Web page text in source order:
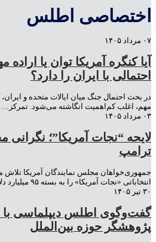
اختصاصی اطلس
۰۷ مرداد ۱۴۰۵
آیا کنگره آمریکا توان یا
احتمالی با ایران را دارد؟
در بحث احتمال جنگ میان ایالات متحده و ایران،
مهم، اغلب کم‌اهمیت انگاشته می‌شود. تمرکز…
۰۳ مرداد ۱۴۰۵
لایحه “نجات آمریکا”؛ نگرانی
ترامپ
جمهوری‌خواهان مجلس نمایندگان آمریکا تلاش
انتخاباتی «نجات آمریکا» را به بسته ۹۵ میلیارد دلاری جنگ ایران…
۳۰ تیر ۱۴۰۵
گفت‌وگوی اطلس دیپلماسی با
پژوهشگر حوزه بین‌الملل